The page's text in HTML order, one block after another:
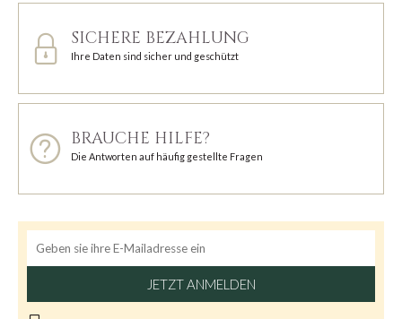
SICHERE BEZAHLUNG
Ihre Daten sind sicher und geschützt
BRAUCHE HILFE?
Die Antworten auf häufig gestellte Fragen
JETZT ANMELDEN